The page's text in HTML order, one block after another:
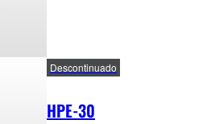
HPE-30
Descontinuado